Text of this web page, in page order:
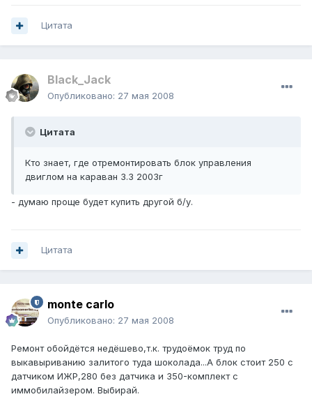
Цитата
Black_Jack
Опубликовано: 27 мая 2008
Цитата
Кто знает, где отремонтировать блок управления
двиглом на караван 3.3 2003г
- думаю проще будет купить другой б/у.
Цитата
monte carlo
Опубликовано: 27 мая 2008
Ремонт обойдётся недёшево,т.к. трудоёмок труд по
выкавыриванию залитого туда шоколада...А блок стоит 250 с
датчиком ИЖР,280 без датчика и 350-комплект с
иммобилайзером. Выбирай.